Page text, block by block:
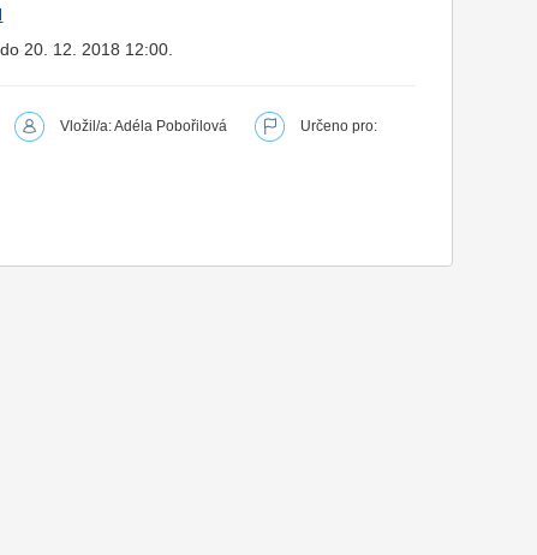
20. 12. 2018 12:00.
Vložil/a: Adéla Pobořilová
Určeno pro: